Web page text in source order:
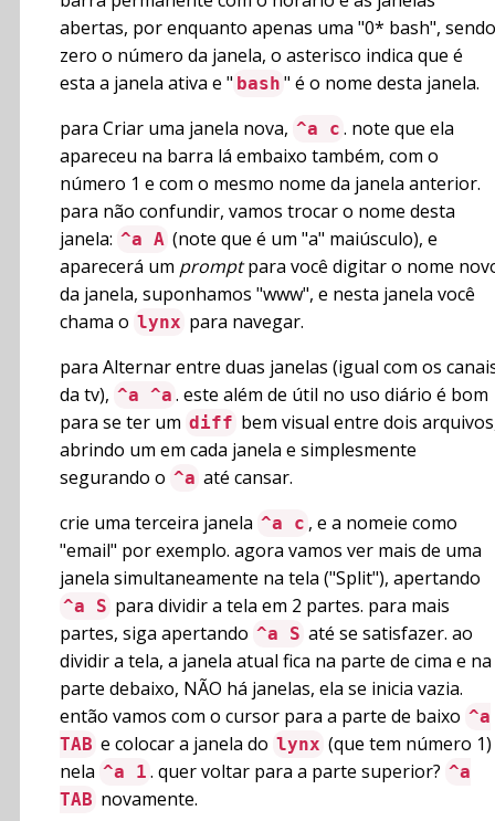
abertas, por enquanto apenas uma "0* bash", sendo
zero o número da janela, o asterisco indica que é
esta a janela ativa e " bash " é o nome desta janela.
para Criar uma janela nova, ^a c . note que ela
apareceu na barra lá embaixo também, com o
número 1 e com o mesmo nome da janela anterior.
para não confundir, vamos trocar o nome desta
janela: ^a A (note que é um "a" maiúsculo), e
aparecerá um promptpara você digitar o nome
da janela, suponhamos "www", e nesta janela você
chama o lynx para navegar.
para Alternar entre duas janelas (igual com os
da tv), ^a ^a . este além de útil no uso diário é bom
para se ter um diff bem visual entre dois
abrindo um em cada janela e simplesmente
segurando o ^a até cansar.
crie uma terceira janela ^a c , e a nomeie como
"email" por exemplo. agora vamos ver mais de uma
janela simultaneamente na tela ("Split"), apertando
^a S para dividir a tela em 2 partes. para mais
partes, siga apertando ^a S até se satisfazer. ao
dividir a tela, a janela atual fica na parte de cima e na
parte debaixo, NÃO há janelas, ela se inicia vazia.
então vamos com o cursor para a parte de baixo ^a
TAB e colocar a janela do lynx (que tem número 1)
nela ^a 1 . quer voltar para a parte superior? ^a
TAB novamente.